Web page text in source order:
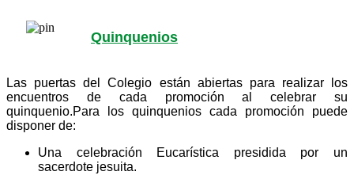
Quinquenios
Las puertas del Colegio están abiertas para realizar los
encuentros de cada promoción al celebrar su
quinquenio.Para los quinquenios cada promoción puede
disponer de:
Una celebración Eucarística presidida por un
sacerdote jesuita.